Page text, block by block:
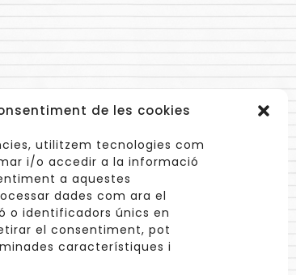
de les cookies
utilitzem tecnologies com
i/o accedir a la informació
a aquestes
dades com ara el
o identificadors únics en
el consentiment, pot
característiques i
info@cuinetes.shop